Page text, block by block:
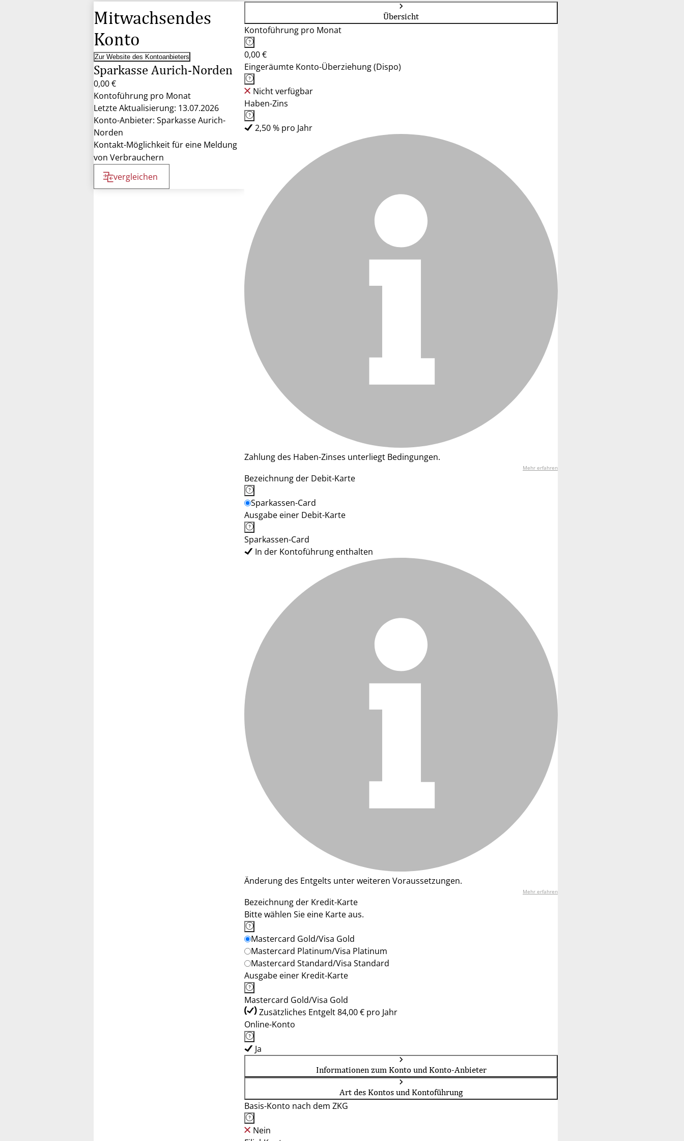
Mitwachsendes
Konto
Zur Website des Kontoanbieters
Sparkasse Aurich-Norden
0,00 €
Kontoführung pro Monat
Letzte Aktualisierung: 13.07.2026
Konto-Anbieter: Sparkasse Aurich-
Norden
Kontakt-Möglichkeit für eine Meldung
von Verbrauchern
vergleichen
Übersicht
Kontoführung pro Monat
0,00 €
Eingeräumte Konto-Überziehung (Dispo)
Nicht verfügbar
Haben-Zins
2,50 % pro Jahr
Zahlung des Haben-Zinses unterliegt Bedingungen.
Mehr erfahren
Bezeichnung der Debit-Karte
Sparkassen-Card
Ausgabe einer Debit-Karte
Sparkassen-Card
In der Kontoführung enthalten
Änderung des Entgelts unter weiteren Voraussetzungen.
Mehr erfahren
Bezeichnung der Kredit-Karte
Bitte wählen Sie eine Karte aus.
Mastercard Gold/Visa Gold
Mastercard Platinum/Visa Platinum
Mastercard Standard/Visa Standard
Ausgabe einer Kredit-Karte
Mastercard Gold/Visa Gold
Zusätzliches Entgelt 84,00 € pro Jahr
Online-Konto
Ja
Informationen zum Konto und Konto-Anbieter
Art des Kontos und Kontoführung
Basis-Konto nach dem ZKG
Nein